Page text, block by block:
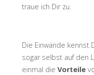
traue ich Dir zu.
Die Einwände kennst
sogar selbst auf den
einmal die Vorteile